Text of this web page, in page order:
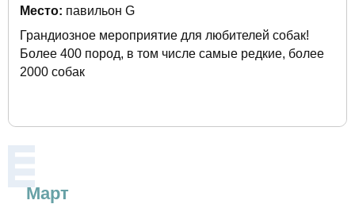
Место: павильон G
Грандиозное мероприятие для любителей собак!
Более 400 пород, в том числе самые редкие, более
2000 собак
Март